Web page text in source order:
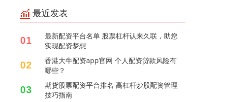
最近发表
01
最新配资平台名单 股票杠杆认来久联，助您
实现配资梦想
02
香港大牛配资app官网 个人配资贷款风险有
哪些？
03
期货股票配资平台排名 高杠杆炒股配资管理
技巧指南